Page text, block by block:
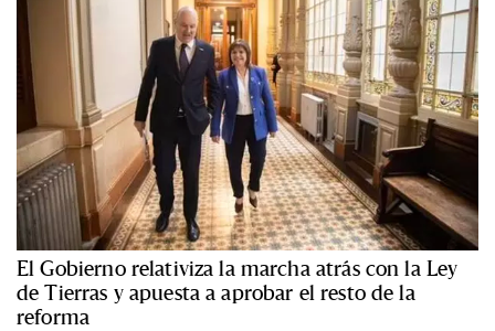
El Gobierno relativiza la marcha atrás con la Ley
de Tierras y apuesta a aprobar el resto de la
reforma